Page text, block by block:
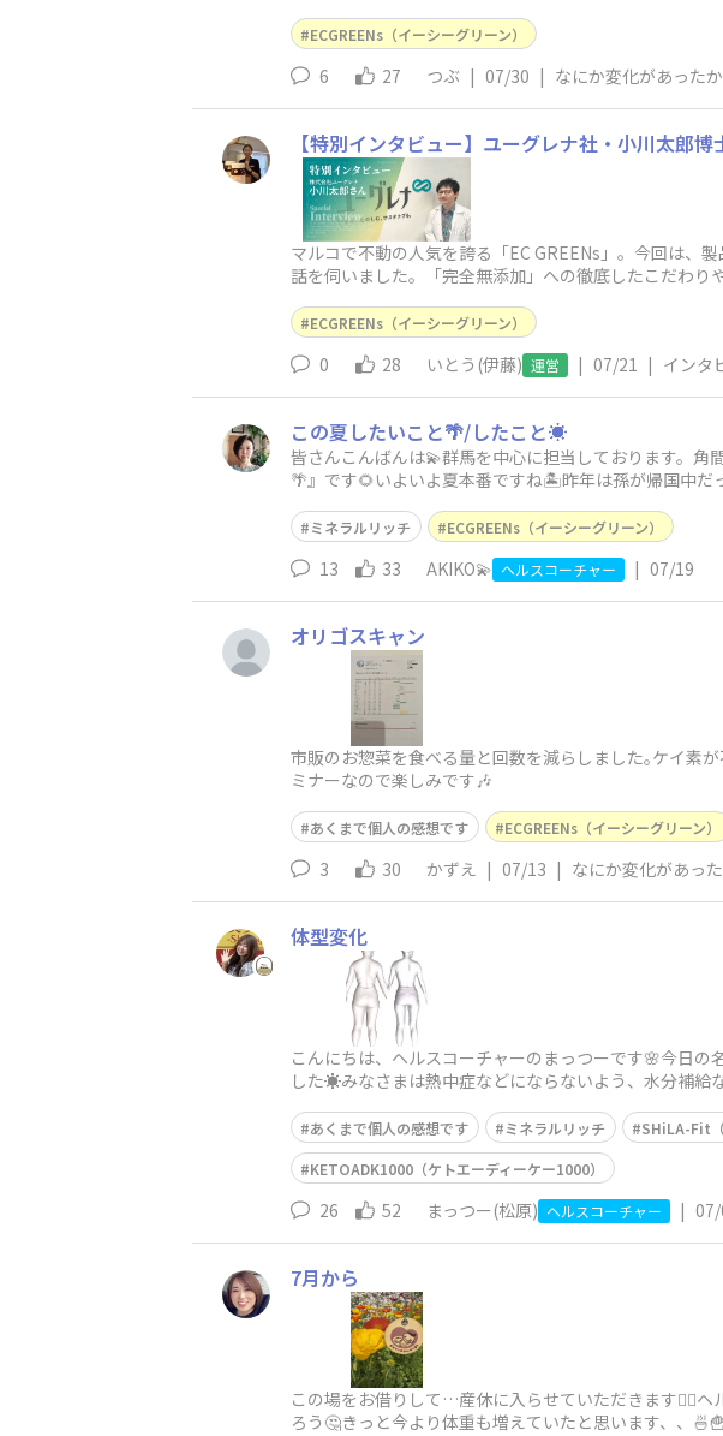
ECGREENs（イーシーグリーン）
6 27 つぶ | 07/30 | なにか変化があった
【特別インタビュー】ユーグレナ社・小川太郎
マルコで不動の人気を誇る「EC GREENs」。今回は、
話を伺いました。「完全無添加」への徹底したこだわり
ECGREENs（イーシーグリーン）
0 28 いとう(伊藤) 運営 | 07/21 | インタ
この夏したいこと🌴/したこと☀️
皆さんこんばんは💫群馬を中心に担当しております。
🌴』です🌻いよいよ夏本番ですね🏝️昨年は孫が帰国中
ミネラルリッチ ECGREENs（イーシーグリーン）
13 33 AKIKO💫 ヘルスコーチャー | 07/19
オリゴスキャン
市販のお惣菜を食べる量と回数を減らしました｡ケイ素
ミナーなので楽しみです🎶
あくまで個人の感想です ECGREENs（イーシーグリーン）
3 30 かずえ | 07/13 | なにか変化があっ
体型変化
こんにちは、ヘルスコーチャーのまっつーです🌸今日
した☀️みなさまは熱中症などにならないよう、水分補給
あくまで個人の感想です ミネラルリッチ SHiLA-Fit（
KETOADK1000（ケトエーディーケー1000）
26 52 まっつー(松原) ヘルスコーチャー |
7月から
この場をお借りして…産休に入らせていただきます🙇‍♀️
ろう🤔きっと今より体重も増えていたと思います、、